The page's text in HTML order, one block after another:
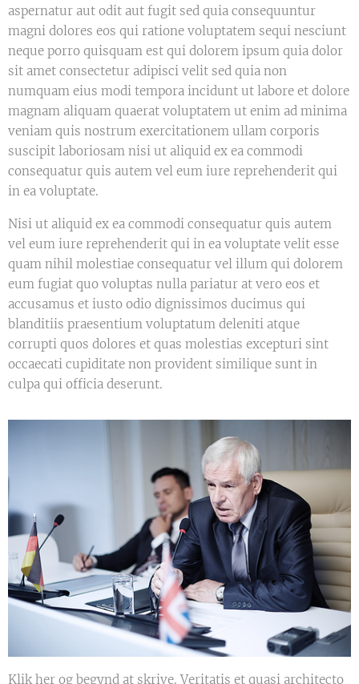
aspernatur aut odit aut fugit sed quia consequuntur
magni dolores eos qui ratione voluptatem sequi nesciunt
neque porro quisquam est qui dolorem ipsum quia dolor
sit amet consectetur adipisci velit sed quia non
numquam eius modi tempora incidunt ut labore et dolore
magnam aliquam quaerat voluptatem ut enim ad minima
veniam quis nostrum exercitationem ullam corporis
suscipit laboriosam nisi ut aliquid ex ea commodi
consequatur quis autem vel eum iure reprehenderit qui
in ea voluptate.
Nisi ut aliquid ex ea commodi consequatur quis autem
vel eum iure reprehenderit qui in ea voluptate velit esse
quam nihil molestiae consequatur vel illum qui dolorem
eum fugiat quo voluptas nulla pariatur at vero eos et
accusamus et iusto odio dignissimos ducimus qui
blanditiis praesentium voluptatum deleniti atque
corrupti quos dolores et quas molestias excepturi sint
occaecati cupiditate non provident similique sunt in
culpa qui officia deserunt.
Klik her og begynd at skrive. Veritatis et quasi architecto